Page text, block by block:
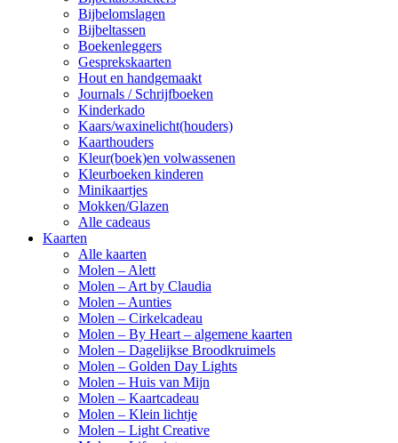
Bijbelomslagen
Bijbeltassen
Boekenleggers
Gesprekskaarten
Hout en handgemaakt
Journals / Schrijfboeken
Kinderkado
Kaars/waxinelicht(houders)
Kaarthouders
Kleur(boek)en volwassenen
Kleurboeken kinderen
Minikaartjes
Mokken/Glazen
Alle cadeaus
Kaarten
Alle kaarten
Molen – Alett
Molen – Art by Claudia
Molen – Aunties
Molen – Cirkelcadeau
Molen – By Heart – algemene kaarten
Molen – Dagelijkse Broodkruimels
Molen – Golden Day Lights
Molen – Huis van Mijn
Molen – Kaartcadeau
Molen – Klein lichtje
Molen – Light Creative